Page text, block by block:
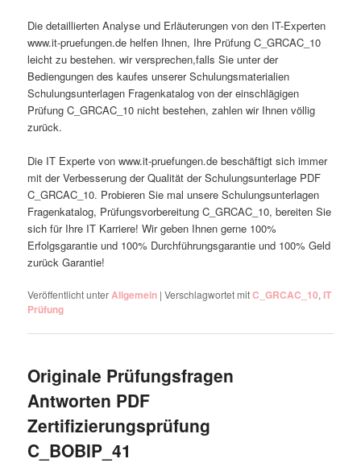
Die detaillierten Analyse und Erläuterungen von den IT-Experten
www.it-pruefungen.de helfen Ihnen, Ihre Prüfung C_GRCAC_10
leicht zu bestehen. wir versprechen,falls Sie unter der
Bediengungen des kaufes unserer Schulungsmaterialien
Schulungsunterlagen Fragenkatalog von der einschlägigen
Prüfung C_GRCAC_10 nicht bestehen, zahlen wir Ihnen völlig
zurück.
Die IT Experte von www.it-pruefungen.de beschäftigt sich immer
mit der Verbesserung der Qualität der Schulungsunterlage PDF
C_GRCAC_10. Probieren Sie mal unsere Schulungsunterlagen
Fragenkatalog, Prüfungsvorbereitung C_GRCAC_10, bereiten Sie
sich für Ihre IT Karriere! Wir geben Ihnen gerne 100%
Erfolgsgarantie und 100% Durchführungsgarantie und 100% Geld
zurück Garantie!
Veröffentlicht unterAllgemein |Verschlagwortet mitC_GRCAC_10, IT
Prüfung
Originale Prüfungsfragen
Antworten PDF
Zertifizierungsprüfung
C_BOBIP_41